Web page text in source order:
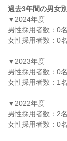
過去3年間の男女
▼2024年度
男性採用者数：0名
女性採用者数：0名
▼2023年度
男性採用者数：0名
女性採用者数：1名
▼2022年度
男性採用者数：2名
女性採用者数：0名